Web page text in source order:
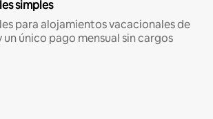
simples
para alojamientos vacacionales de
único pago mensual sin cargos